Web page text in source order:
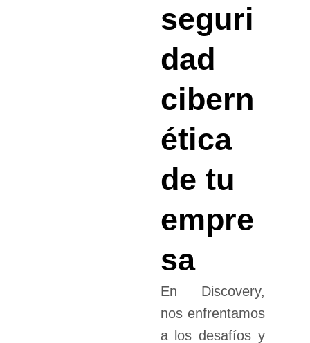
seguri
dad
cibern
ética
de tu
empre
sa
En Discovery,
nos enfrentamos
a los desafíos y